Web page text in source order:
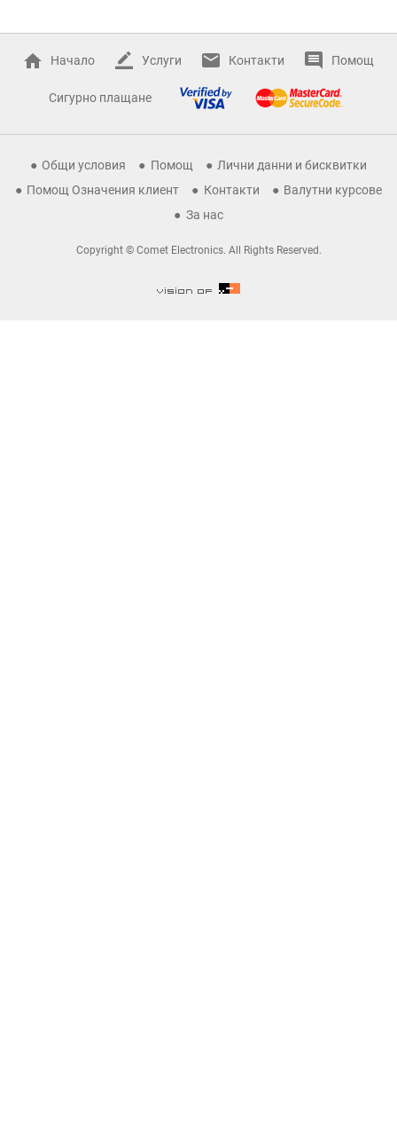
Начало Услуги Контакти Помощ
Сигурно плащане
Общи условия Помощ
Лични данни и бисквитки
Помощ Означения клиент
Контакти
Валутни курсове
За нас
Copyright © Comet Electronics. All Rights Reserved.